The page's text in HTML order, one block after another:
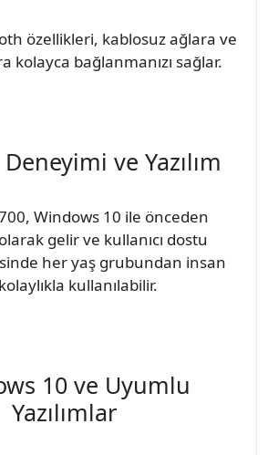
özellikleri, kablosuz ağlara ve
kolayca bağlanmanızı sağlar.
Deneyimi ve Yazılım
Windows 10 ile önceden
gelir ve kullanıcı dostu
her yaş grubundan insan
kullanılabilir.
10 ve Uyumlu
Yazılımlar